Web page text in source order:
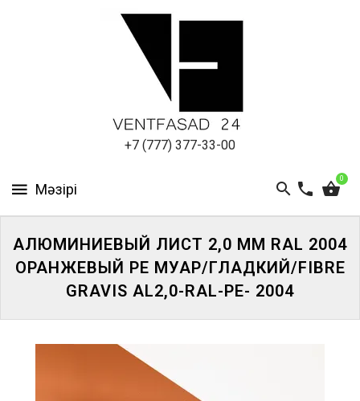
+7 (777) 377-33-00
0
ПАНЕЛИ
ПРОЕКТИРОВАНИЕ
АЛЮМИНИЕВЫЙ ЛИСТ 2,0 ММ RAL 2004
ОРАНЖЕВЫЙ PE МУАР/ГЛАДКИЙ/FIBRE
GRAVIS AL2,0-RAL-PE- 2004